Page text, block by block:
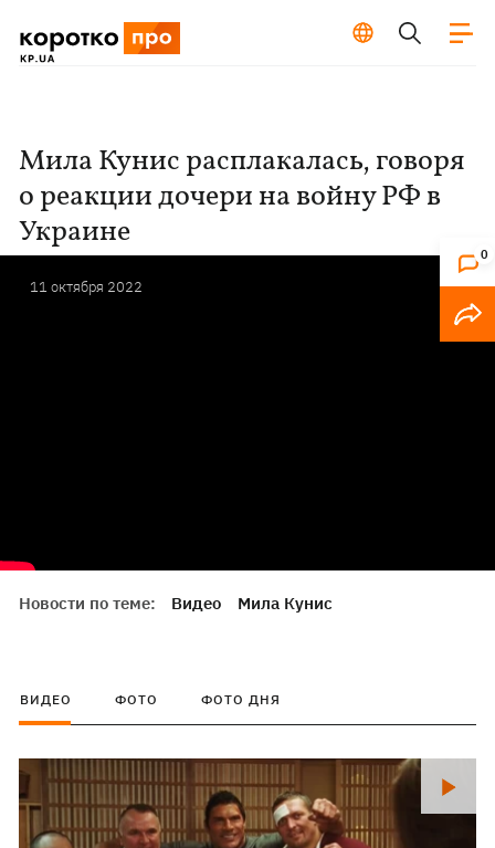
0
Мила Кунис расплакалась, говоря
о реакции дочери на войну РФ в
Украине
11 октября 2022
Новости по теме: Видео Мила Кунис
ВИДЕО ФОТО ФОТО ДНЯ